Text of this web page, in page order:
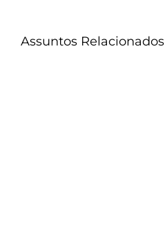
Assuntos Relacionados